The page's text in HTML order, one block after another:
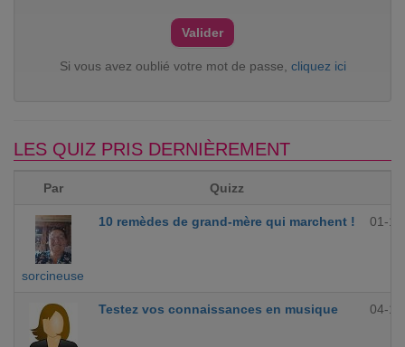
Si vous avez oublié votre mot de passe, cliquez ici
LES QUIZ PRIS DERNIÈREMENT
Par Quizz
sorcineuse
10 remèdes de grand-mère qui marchent ! 01-
Testez vos connaissances en musique 04-